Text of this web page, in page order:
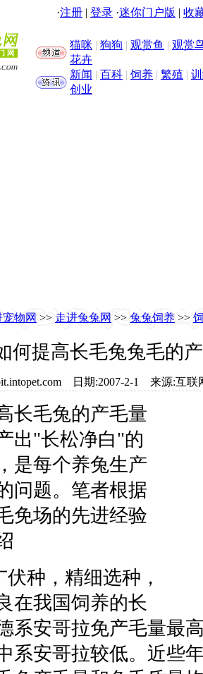
·注册 | 登录 ·迷你门户版 | 收
猫咪 | 狗狗 | 观赏鱼 | 观赏
花卉
新闻 | 百科 | 饲养 | 繁殖 |
创业
宠物网 >> 走进兔兔网 >> 兔兔饲养 >>
何提高长毛兔兔毛的
日期:2007-2-1 来源:互
毛兔的产毛量
出"长松净白"的
是每个养兔生产
问题。笔者根据
免场的先进经验
种，精细选种，
在我国饲养的长
系安哥拉免产毛量最
系安哥拉较低。近些